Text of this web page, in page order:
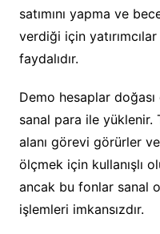
satımını yapma ve
verdiği için
faydalıdır.
Demo hesaplar
sanal para ile yüklenir.
alanı görevi görürler
ölçmek için kullanışlı
ancak bu fonlar sanal
işlemleri imkansızdır.